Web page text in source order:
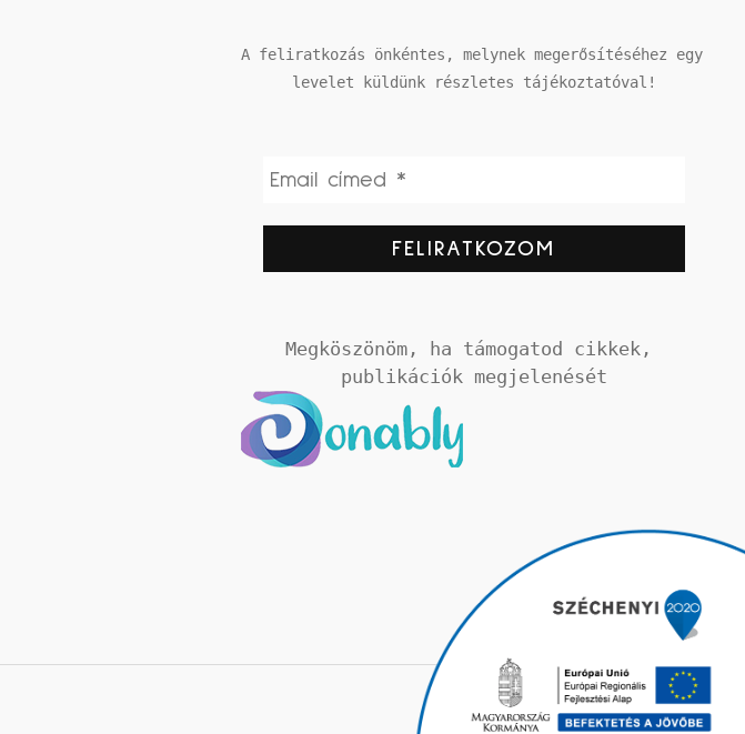
A feliratkozás önkéntes, melynek megerősítéséhez egy
levelet küldünk részletes tájékoztatóval!
Megköszönöm, ha támogatod cikkek,
publikációk megjelenését